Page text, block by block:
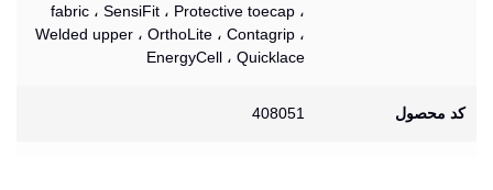
fabric ، SensiFit ، Protective toecap ،
Welded upper ، OrthoLite ، Contagrip ،
EnergyCell ، Quicklace
کد محصول 408051